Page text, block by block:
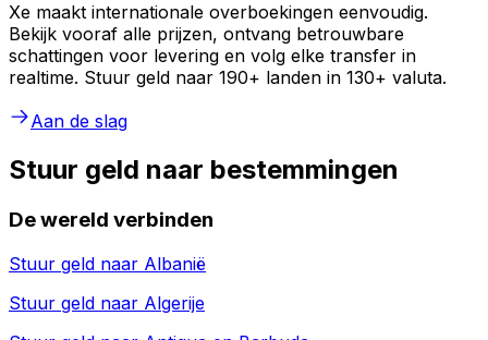
Xe maakt internationale overboekingen eenvoudig.
Bekijk vooraf alle prijzen, ontvang betrouwbare
schattingen voor levering en volg elke transfer in
realtime. Stuur geld naar 190+ landen in 130+ valuta.
Aan de slag
Stuur geld naar bestemmingen
De wereld verbinden
Stuur geld naar Albanië
Stuur geld naar Algerije